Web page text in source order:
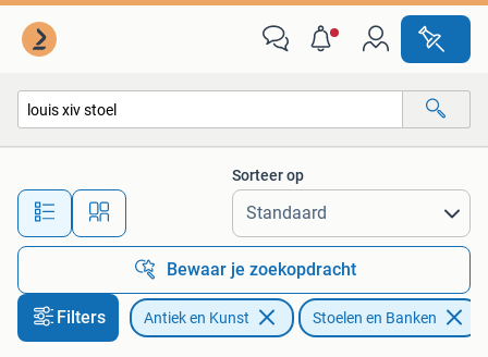
Alle afstanden…
Sorteer op
Bewaar je zoekopdracht
Filters Antiek en Kunst Stoelen en Banken